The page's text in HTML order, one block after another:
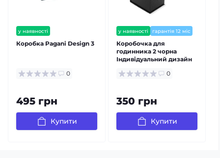
у наявності
Коробка Pagani Design 3
0
495 грн
Купити
у наявності гарантія 12 міс
Коробочка для
годинника 2 чорна
Індивідуальний дизайн
0
350 грн
Купити